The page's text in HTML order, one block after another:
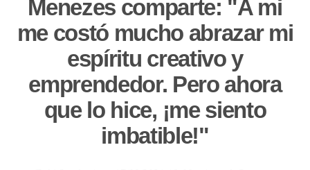
Menezes comparte: "A mi
me costó mucho abrazar mi
espíritu creativo y
emprendedor. Pero ahora
que lo hice, ¡me siento
imbatible!"